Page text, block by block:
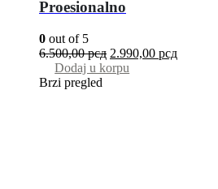
Proesionalno
0 out of 5
6.500,00рсд 2.990,00 рсд
Dodaj u korpu
Brzi pregled